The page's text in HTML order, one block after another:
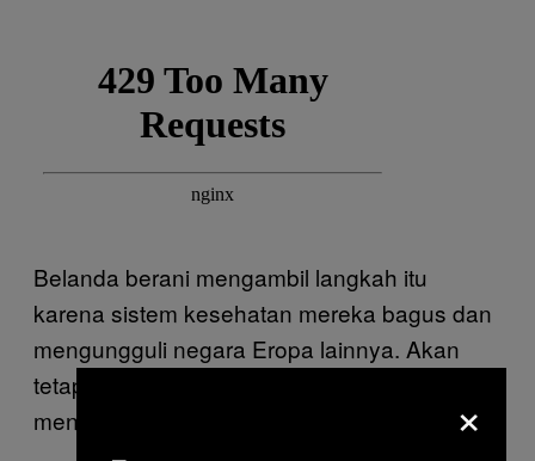
Belanda berani mengambil langkah itu
karena sistem kesehatan mereka bagus dan
mengungguli negara Eropa lainnya. Akan
tetapi, Belanda bukan satu-satunya yang
menerapkan
×